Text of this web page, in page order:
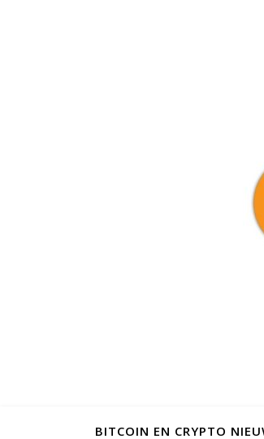
BITCOIN EN CRYPTO